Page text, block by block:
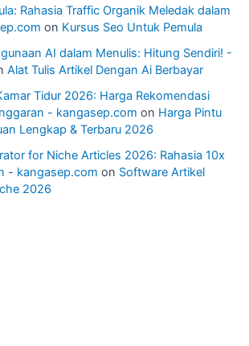
Rahasia Traffic Organik Meledak dalam
on Kursus Seo Untuk Pemula
AI dalam Menulis: Hitung Sendiri! -
Alat Tulis Artikel Dengan Ai Berbayar
Tidur 2026: Harga Rekomendasi
- kangasep.com on Harga Pintu
Lengkap & Terbaru 2026
for Niche Articles 2026: Rahasia 10x
- kangasep.com on Software Artikel
2026